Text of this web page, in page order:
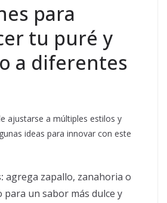
para
tu puré y
a diferentes
ajustarse a múltiples estilos y
ideas para innovar con este
agrega zapallo, zanahoria o
para un sabor más dulce y